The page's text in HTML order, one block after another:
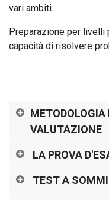
vari ambiti.
Preparazione per livelli
capacità di risolvere
METODOLOGIA
VALUTAZIONE
LA PROVA
TEST A